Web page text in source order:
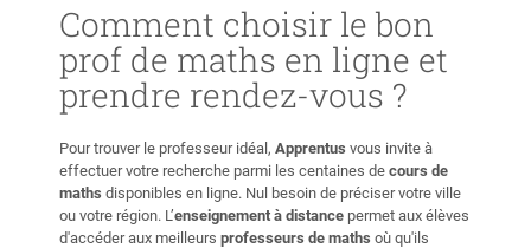
Comment choisir le bon
prof de maths en ligne et
prendre rendez-vous ?
Pour trouver le professeur idéal, Apprentus vous invite à
effectuer votre recherche parmi les centaines de cours de
maths disponibles en ligne. Nul besoin de préciser votre ville
ou votre région. L’enseignement à distance permet aux élèves
d'accéder aux meilleurs professeurs de maths où qu'ils